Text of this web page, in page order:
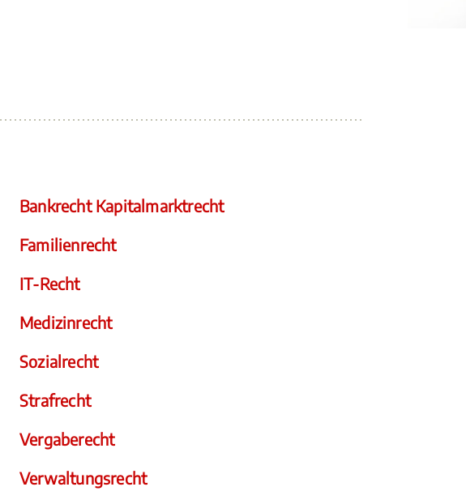
Bankrecht Kapitalmarktrecht
Familienrecht
IT-Recht
Medizinrecht
Sozialrecht
Strafrecht
Vergaberecht
Verwaltungsrecht